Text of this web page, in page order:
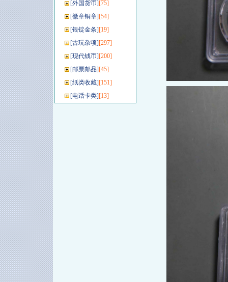
[外国货币][75]
[徽章铜章][54]
[银锭金条][19]
[古玩杂项][297]
[现代钱币][200]
[邮票邮品][45]
[纸类收藏][151]
[电话卡类][13]